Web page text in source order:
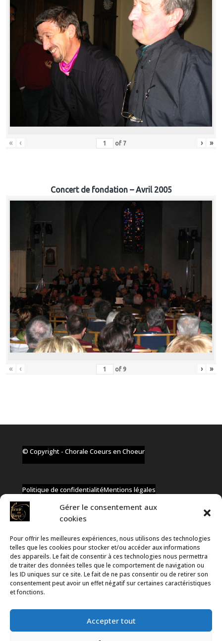
Gérer le consentement aux
cookies
Pour offrir les meilleures expériences, nous utilisons des technologies
telles que les cookies pour stocker et/ou accéder aux informations
des appareils. Le fait de consentir à ces technologies nous permettra
de traiter des données telles que le comportement de navigation ou
les ID uniques sur ce site. Le fait de ne pas consentir ou de retirer son
consentement peut avoir un effet négatif sur certaines caractéristiques
et fonctions.
Accepter tout
« ‹ of 7 › »
Concert de fondation – Avril 2005
« ‹ of 9 › »
© Copyright - Chorale Coeurs en Choeur
Politique de confidentialitéMentions légales
✆ +32 477 91 58 46
✉ infos@coeurs-en-choeur.be
Toute proposition de partenariat en développement sera